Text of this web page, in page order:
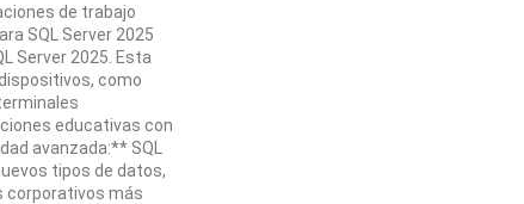
de trabajo
SQL Server 2025
Server 2025. Esta
como
educativas con
avanzada:** SQL
tipos de datos,
corporativos más